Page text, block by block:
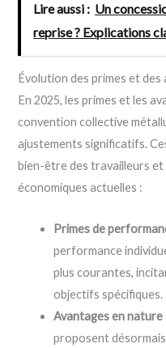
Lire aussi : Un
reprise ? Explications
Évolution des primes et
En 2025, les primes et les
convention collective
ajustements significatifs.
bien-être des travailleurs et
économiques actuelles :
Primes de
performance
plus courantes,
objectifs spécifiques.
Avantages en nature
proposent